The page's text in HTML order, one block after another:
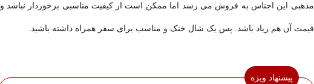
مذهبی این اجناس به فروش می رسد اما ممکن است از کیفیت مناسبی برخوردار نباشد و
قیمت آن هم زیاد باشد. پس یک شال خنک و مناسب برای سفر همراه داشته باشید.
پیشنهاد ویژه